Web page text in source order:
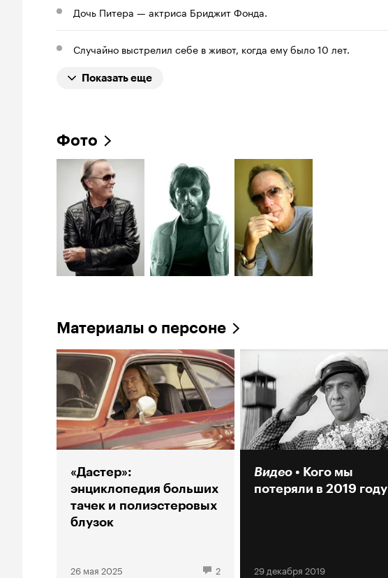
Дочь Питера — актриса Бриджит Фонда.
Случайно выстрелил себе в живот, когда ему было 10 лет.
Показать еще
Фото
Материалы о персоне
«Дастер»:
энциклопедия больших
тачек и полиэстеровых
блузок
26 мая 2025 2
Видео
Кого мы
потеряли в 2019 году
29 декабря 2019